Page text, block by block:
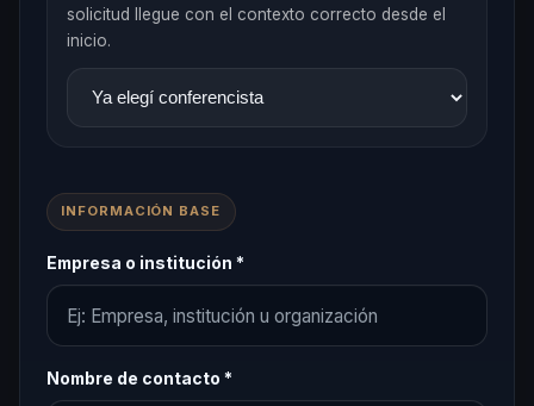
solicitud llegue con el contexto correcto desde el
inicio.
INFORMACIÓN BASE
Empresa o institución *
Nombre de contacto *